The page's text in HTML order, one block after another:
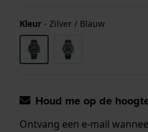
Kleur - Zilver / Blauw
Houd me op de
Ontvang een e-mail